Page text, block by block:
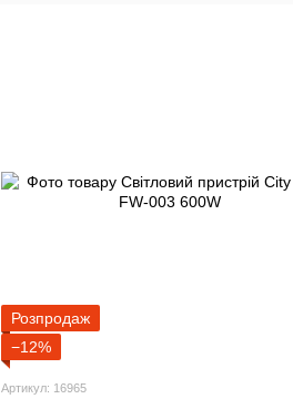
Розпродаж
−12%
Артикул: 16965